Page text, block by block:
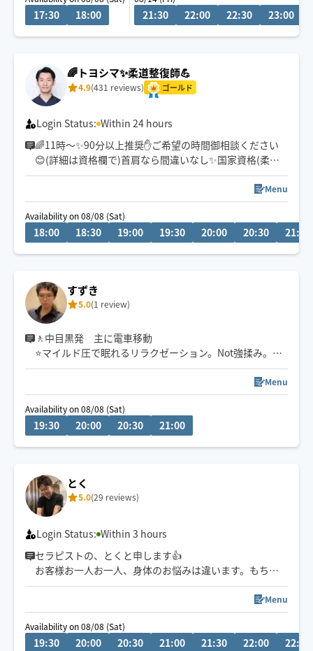
17:30 18:00 21:30 22:00 22:30 23:00
🌈トヨシマ✨柔道整復師💪
4.9(431 reviews) ゴールド
Login Status: Within 24 hours
🌈11時～✨90分以上推奨✋ご希望の時間御相談ください
😊(詳細は資格欄で)首肩なら間違いなし✨国家資格(柔整)
持ちで、整骨院、ホテルでの客室リラクゼーション経験
Menu
Availability on 08/08 (Sat)
18:00 18:30 19:00 19:30 20:00 20:30 21:00
すずき
5.0(1 review)
🚶中目黒発 主に電車移動
⭐️マイルド圧で眠れるリラクゼーション。Not強揉み。
理学療法士資格あり。
⭐️痛みの予防や身体のお悩み対応。
⭐️オイルリンパケアは鼠蹊リンパまで流しますので苦手な
方は事前に教えてください
※施術は最大120分です
Menu
Availability on 08/08 (Sat)
19:30 20:00 20:30 21:00
とく
5.0(29 reviews)
Login Status: Within 3 hours
セラピストの、とくと申します👍
お客様お一人お一人、身体のお悩みは違います。もちろ
ん好きな施術や好みの強さもそれぞれです。
そんないろんなお客様に対応し、満足していただけるよ
う、カウンセリング力や施術のバリエーションを磨いて
きました！少しでも皆様の癒しになれればと思っていま
す😌
Menu
Availability on 08/08 (Sat)
19:30 20:00 20:30 21:00 21:30 22:00 22:30